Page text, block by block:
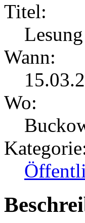
Titel:
Wann:
Wo: